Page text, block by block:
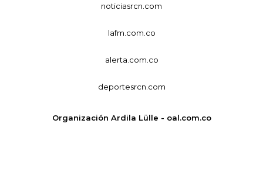
noticiasrcn.com
lafm.com.co
alerta.com.co
deportesrcn.com
Organización Ardila Lülle - oal.com.co